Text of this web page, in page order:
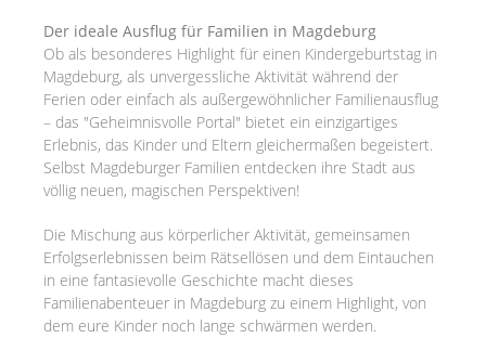
Der ideale Ausflug für Familien in Magdeburg
Ob als besonderes Highlight für einen Kindergeburtstag in
Magdeburg, als unvergessliche Aktivität während der
Ferien oder einfach als außergewöhnlicher Familienausflug
– das "Geheimnisvolle Portal" bietet ein einzigartiges
Erlebnis, das Kinder und Eltern gleichermaßen begeistert.
Selbst Magdeburger Familien entdecken ihre Stadt aus
völlig neuen, magischen Perspektiven!
Die Mischung aus körperlicher Aktivität, gemeinsamen
Erfolgserlebnissen beim Rätsellösen und dem Eintauchen
in eine fantasievolle Geschichte macht dieses
Familienabenteuer in Magdeburg zu einem Highlight, von
dem eure Kinder noch lange schwärmen werden.